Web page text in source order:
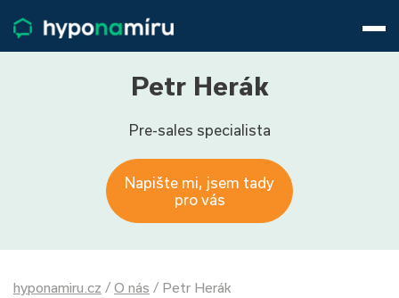
Životní pojištění
Pojištění nemovitosti
800 688 388
9−16 hod.
Přihlásit
Petr Herák
Pre-sales specialista
Napište mi, jsem tady
pro vás
hyponamiru.cz / O nás / Petr Herák